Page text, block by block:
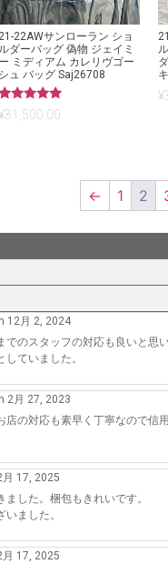
21-22AWサンローラン ショ
ルダーバッグ 偽物 ジェイミ
ー ミディアム カレリヴゴー
シュ バッグ Saj26708
段階中
5.00
31,500.00
¥
← 1 2
12月 2, 2024
でのスタッフの対応も良いと思
ていました。
2月 27, 2023
店の対応も素早く丁寧なので信
月 17, 2025
ました。梱包もきれいです。
ました。
月 17, 2025